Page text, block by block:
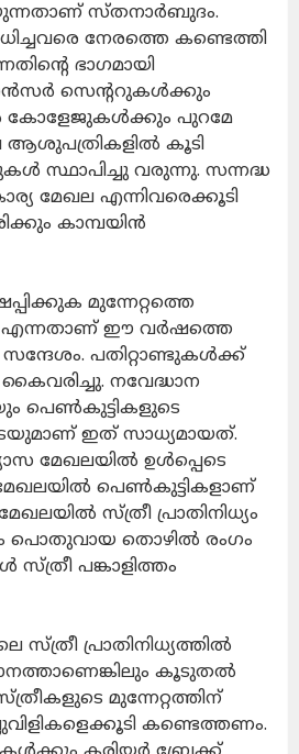
സ്തനാര്‍ബുദം.
നേരത്തെ കണ്ടെത്തി
ഭാഗമായി
സെന്ററുകള്‍ക്കും
കോളേജുകള്‍ക്കും പുറമേ
ആശുപത്രികളില്‍ കൂടി
സ്ഥാപിച്ചു വരുന്നു. സന്നദ്ധ
മേഖല എന്നിവരെക്കൂടി
കാമ്പയിന്‍
മുന്നേറ്റത്തെ
എന്നതാണ് ഈ വര്‍ഷത്തെ
പതിറ്റാണ്ടുകള്‍ക്ക്
നവേദ്ധാന
പെണ്‍കുട്ടികളുടെ
ഇത് സാധ്യമായത്.
മേഖലയില്‍ ഉള്‍പ്പെടെ
മേഖലയില്‍ പെണ്‍കുട്ടികളാണ്
സ്ത്രീ പ്രാതിനിധ്യം
പൊതുവായ തൊഴില്‍ രംഗം
പങ്കാളിത്തം
സ്ത്രീ പ്രാതിനിധ്യത്തില്‍
കൂടുതല്‍
മുന്നേറ്റത്തിന്
കണ്ടെത്തണം.